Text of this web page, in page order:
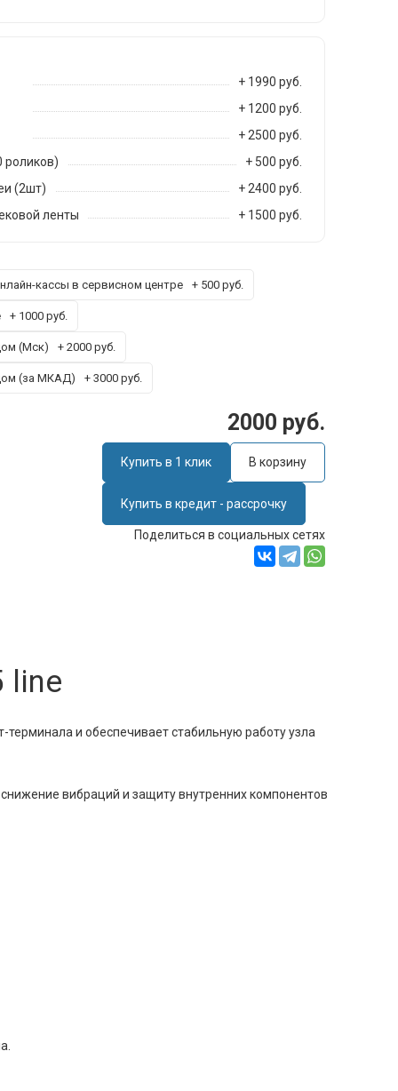
+ 1990 руб.
+ 1200 руб.
+ 2500 руб.
роликов)
+ 500 руб.
(2шт)
+ 2400 руб.
ленты
+ 1500 руб.
кассы в сервисном центре + 500 руб.
+ 1000 руб.
(Мск) + 2000 руб.
(за МКАД) + 3000 руб.
2000 руб.
Купить в 1 клик В корзину
Купить в кредит - рассрочку
Поделиться в социальных сетях
line
и обеспечивает стабильную работу узла
вибраций и защиту внутренних компонентов